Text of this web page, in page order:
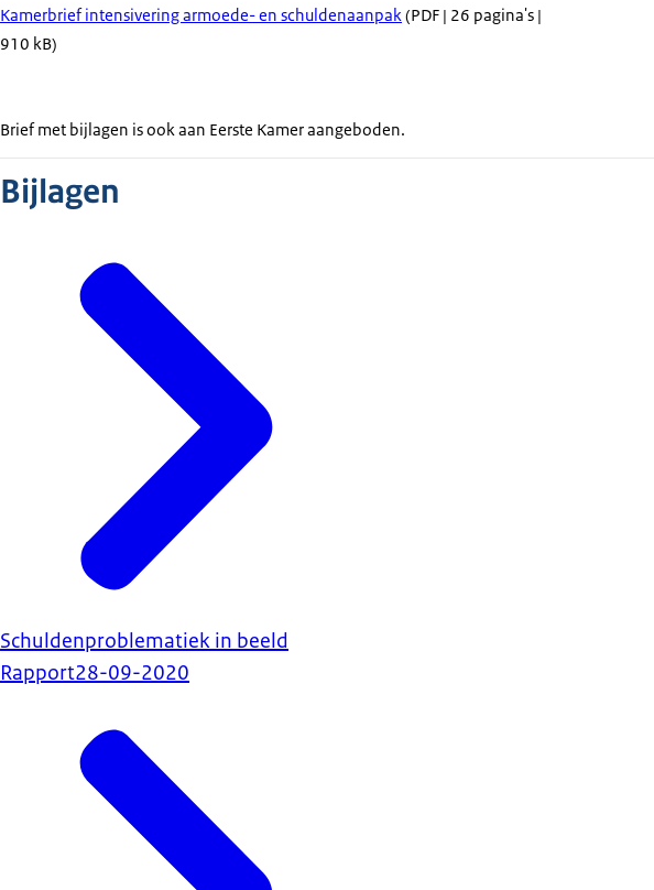
Kamerbrief intensivering armoede- en schuldenaanpak(PDF | 26 pagina's |
910 kB)
Brief met bijlagen is ook aan Eerste Kamer aangeboden.
Bijlagen
Schuldenproblematiek in beeld
Rapport28-09-2020